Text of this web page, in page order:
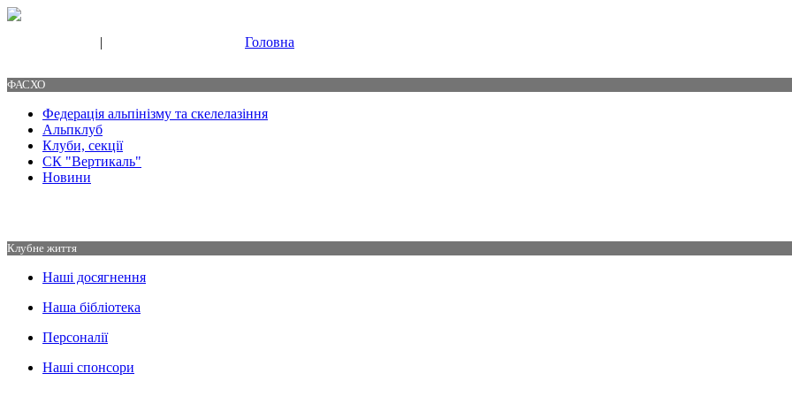
| Головна
ФАСХО
Федерація альпінізму та скелелазіння
Альпклуб
Клуби, секції
СК "Вертикаль"
Новини
Клубне життя
Наші досягнення
Наша бібліотека
Персоналії
Наші спонсори